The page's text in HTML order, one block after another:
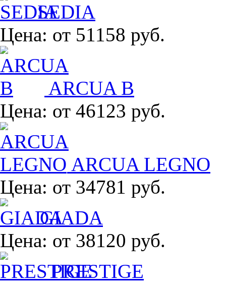
SEDIA
Цена: от 51158 руб.
ARCUA B
Цена: от 46123 руб.
ARCUA LEGNO
Цена: от 34781 руб.
GIADA
Цена: от 38120 руб.
PRESTIGE